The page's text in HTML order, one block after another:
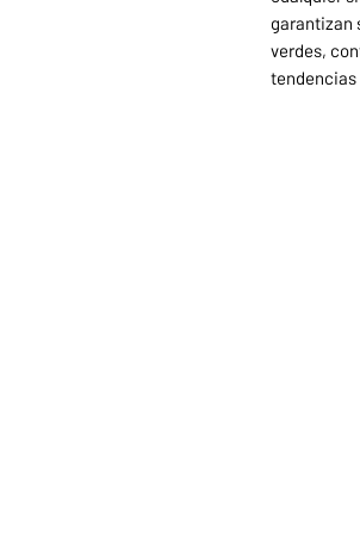
garantizan
verdes,
tendencias